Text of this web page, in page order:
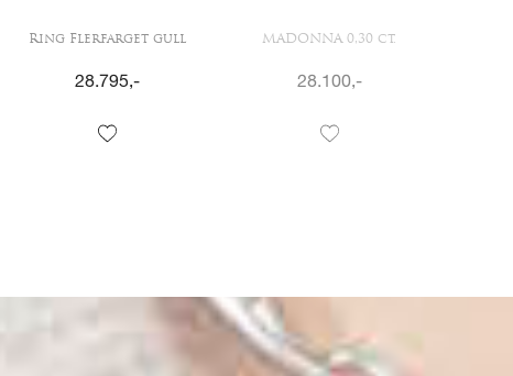
Ring Flerfarget gull
28.795,-
MADONNA 0,30 ct.
28.100,-